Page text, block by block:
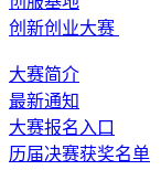
创新创业大赛
大赛简介
最新通知
大赛报名入口
历届决赛获奖名单